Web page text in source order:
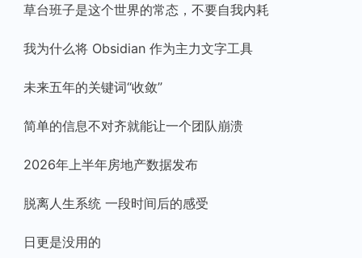
草台班子是这个世界的常态，不要自我内耗
我为什么将 Obsidian 作为主力文字工具
未来五年的关键词“收敛”
简单的信息不对齐就能让一个团队崩溃
2026年上半年房地产数据发布
脱离人生系统 一段时间后的感受
日更是没用的